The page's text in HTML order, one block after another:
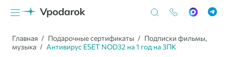
Главная Подарочные сертификаты
Подписки фильмы,
музыка
Антивирус ESET NOD32 на 1 год на 3ПК